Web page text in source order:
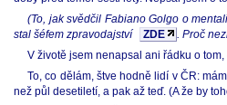
(To, jak svědčil Fabiano Golgo o
stal šéfem zpravodajství
ZDE
. Proč
V životě jsem nenapsal ani řádku o
To, co dělám, štve hodně lidí v ČR:
než půl desetiletí, a pak až teď. (A že by